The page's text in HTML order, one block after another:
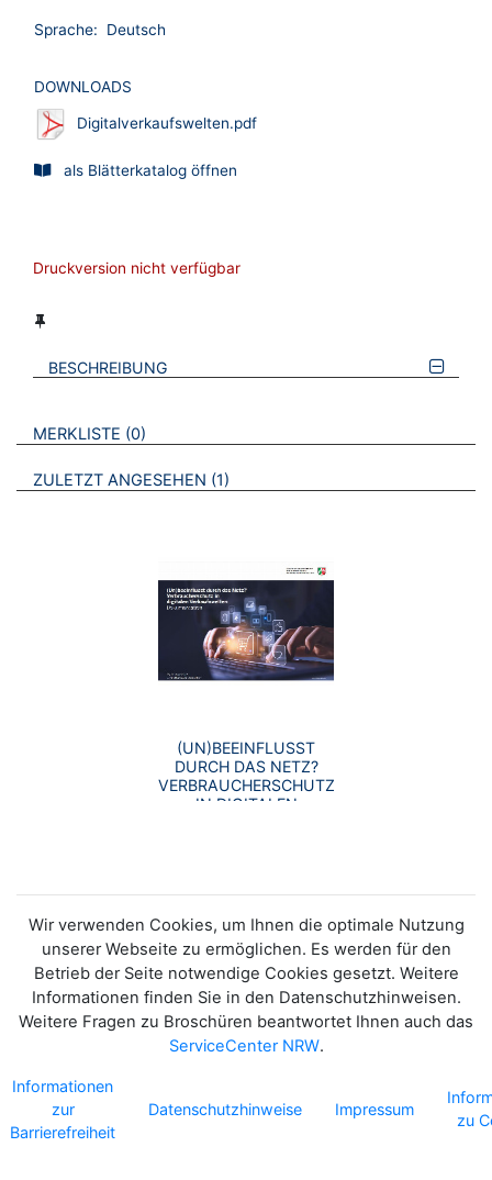
Sprache: Deutsch
DOWNLOADS
Digitalverkaufswelten.pdf
als Blätterkatalog öffnen
Druckversion nicht verfügbar
BESCHREIBUNG
VERWEISE AUF VERMERKTE- ODER ZULETZT ANGESEHENE
MERKLISTE 0 BROSCHÜREN
ZULETZT ANGESEHEN 1 BROSCHÜREN
(UN)BEEINFLUSST
DURCH DAS NETZ?
VERBRAUCHERSCHUTZ
IN DIGITALEN
Wir verwenden Cookies, um Ihnen die optimale Nutzung
unserer Webseite zu ermöglichen. Es werden für den
Betrieb der Seite notwendige Cookies gesetzt. Weitere
Informationen finden Sie in den Datenschutzhinweisen.
Weitere Fragen zu Broschüren beantwortet Ihnen auch das
ServiceCenter NRW.
Informationen
zur
Barrierefreiheit
Datenschutzhinweise Impressum
zu